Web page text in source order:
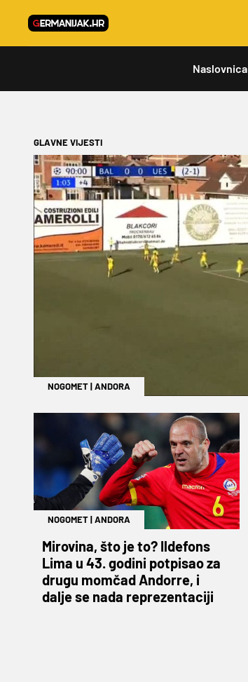
Naslovnica
GLAVNE VIJESTI
NOGOMET|ANDORA
NOGOMET|ANDORA
Mirovina, što je to? Ildefons
Lima u 43. godini potpisao za
drugu momčad Andorre, i
dalje se nada reprezentaciji